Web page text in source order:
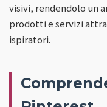
visivi, rendendolo un
prodotti e servizi
ispiratori.